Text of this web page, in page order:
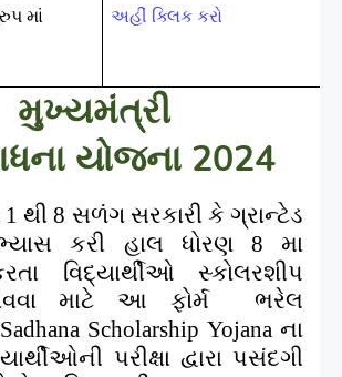
માં
અહીં ક્લિક કરો
મુખ્યમંત્રી
યોજના 2024
1થી 8 સળંગ સરકારી કે ગ્રાન્ટેડ
કરી હાલ ધોરણ8 મા
વિદ્યાર્થીઓ સ્કોલરશીપ
માટે આ ફોર્મ ભરેલ
Scholarship Yojana ના
પરીક્ષા દ્વારા પસંદગી